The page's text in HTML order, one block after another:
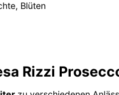
Blüten
Rizzi